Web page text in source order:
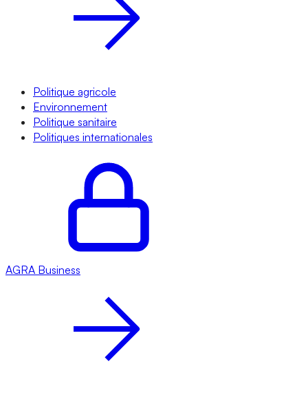
Politique agricole
Environnement
Politique sanitaire
Politiques internationales
AGRA Business